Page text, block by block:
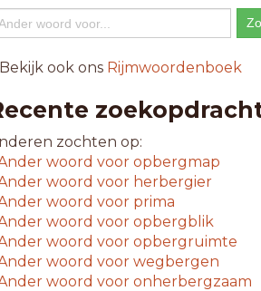
ook ons Rijmwoordenboek
zochten op:
woord vooropbergmap
woord voorherbergier
woord voorprima
woord vooropbergblik
woord vooropbergruimte
woord voorwegbergen
woord vooronherbergzaam